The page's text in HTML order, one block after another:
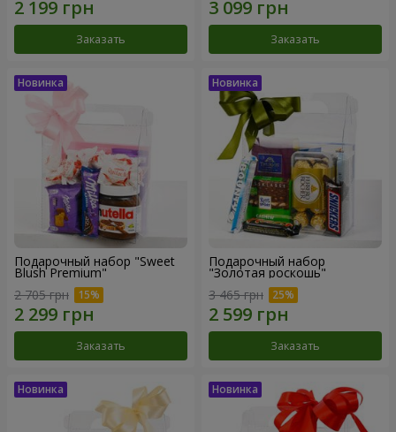
Заказать Заказать
Подарочный набор "Sweet
Blush Premium"
2 705 грн
Заказать
Подарочный набор
"Золотая роскошь"
3 465 грн
Заказать